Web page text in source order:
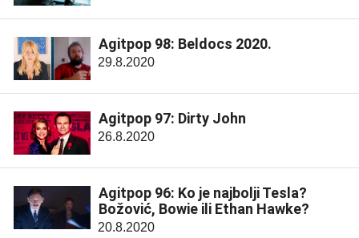
Agitpop 98: Beldocs 2020.
29.8.2020
Agitpop 97: Dirty John
26.8.2020
Agitpop 96: Ko je najbolji Tesla?
Božović, Bowie ili Ethan Hawke?
20.8.2020